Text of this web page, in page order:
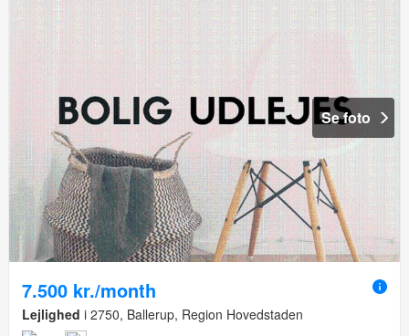
Se foto
7.500 kr./month
Lejlighed i 2750, Ballerup, Region Hovedstaden